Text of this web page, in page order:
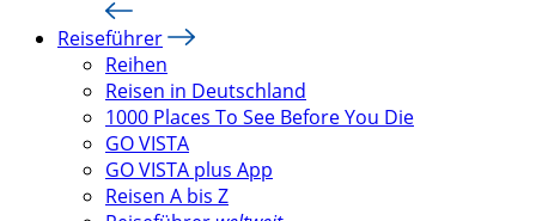
Reiseführer
Reihen
Reisen in Deutschland
1000 Places To See Before You Die
GO VISTA
GO VISTA plus App
Reisen A bis Z